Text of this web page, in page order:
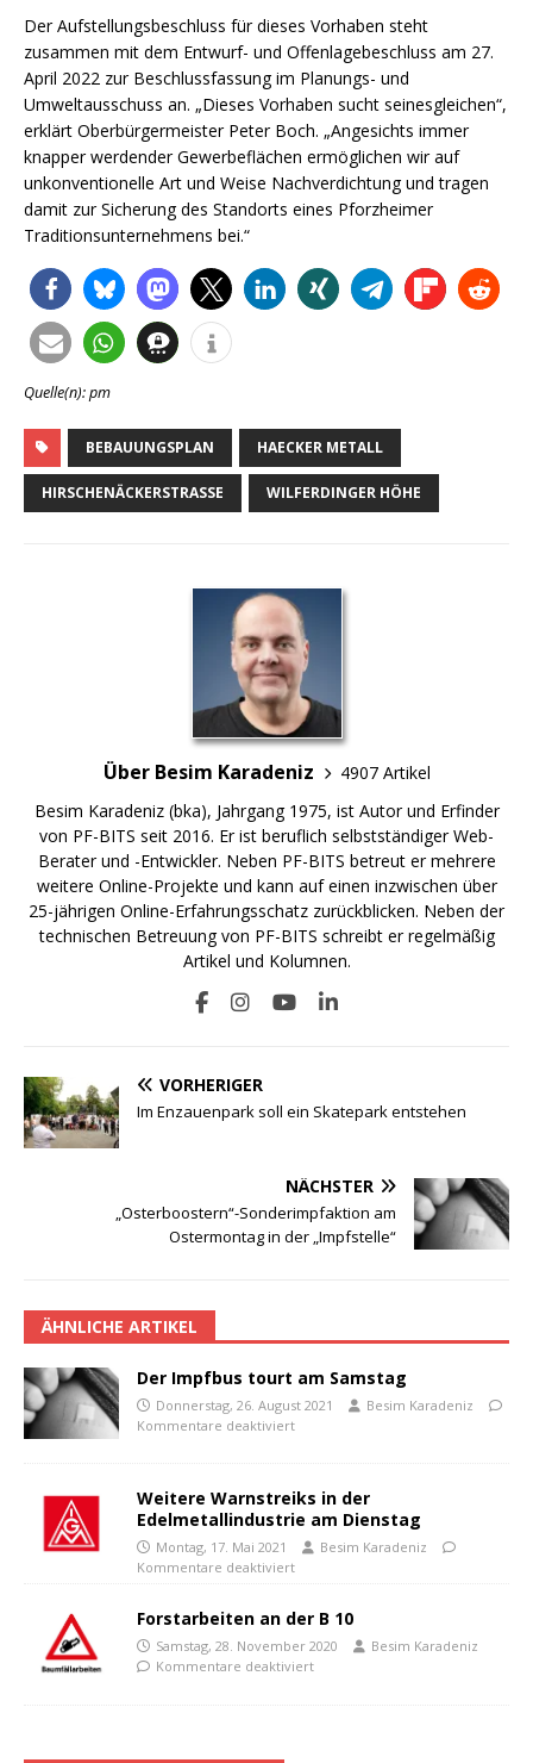
Der Aufstellungsbeschluss für dieses Vorhaben steht
zusammen mit dem Entwurf- und Offenlagebeschluss am 27.
April 2022 zur Beschlussfassung im Planungs- und
Umweltausschuss an. „Dieses Vorhaben sucht seinesgleichen“,
erklärt Oberbürgermeister Peter Boch. „Angesichts immer
knapper werdender Gewerbeflächen ermöglichen wir auf
unkonventionelle Art und Weise Nachverdichtung und tragen
damit zur Sicherung des Standorts eines Pforzheimer
Traditionsunternehmens bei.“
Quelle(n): pm
BEBAUUNGSPLAN HAECKER METALL
HIRSCHENÄCKERSTRASSE WILFERDINGER HÖHE
Über Besim Karadeniz
4907 Artikel
Besim Karadeniz (bka), Jahrgang 1975, ist Autor und Erfinder
von PF-BITS seit 2016. Er ist beruflich selbstständiger Web-
Berater und -Entwickler. Neben PF-BITS betreut er mehrere
weitere Online-Projekte und kann auf einen inzwischen über
25-jährigen Online-Erfahrungsschatz zurückblicken. Neben der
technischen Betreuung von PF-BITS schreibt er regelmäßig
Artikel und Kolumnen.
VORHERIGER
Im Enzauenpark soll ein Skatepark entstehen
NÄCHSTER
„Osterboostern“-Sonderimpfaktion am
Ostermontag in der „Impfstelle“
ÄHNLICHE ARTIKEL
Der Impfbus tourt am Samstag
Donnerstag, 26. August 2021
Besim Karadeniz
Kommentare deaktiviert
Weitere Warnstreiks in der
Edelmetallindustrie am Dienstag
Montag, 17. Mai 2021
Besim Karadeniz
Kommentare deaktiviert
Forstarbeiten an der B 10
Samstag, 28. November 2020
Besim Karadeniz
Kommentare deaktiviert